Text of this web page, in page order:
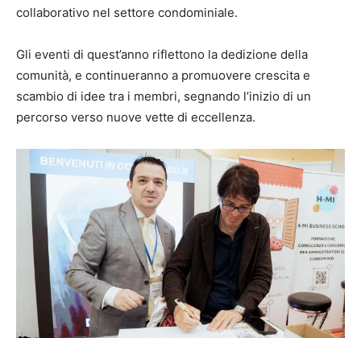
collaborativo nel settore condominiale.
Gli eventi di quest’anno riflettono la dedizione della
comunità, e continueranno a promuovere crescita e
scambio di idee tra i membri, segnando l’inizio di un
percorso verso nuove vette di eccellenza.